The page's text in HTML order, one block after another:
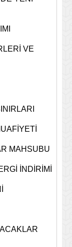
VE
MAHSUBU
İNDİRİMİ